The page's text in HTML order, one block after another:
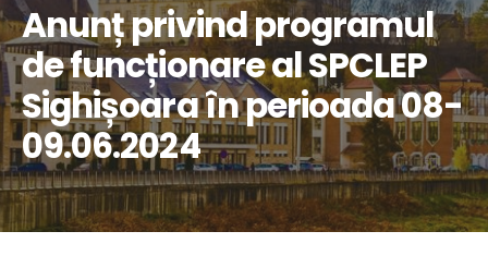
Anunț privind programul
de funcționare al SPCLEP
Sighișoara în perioada 08-
09.06.2024